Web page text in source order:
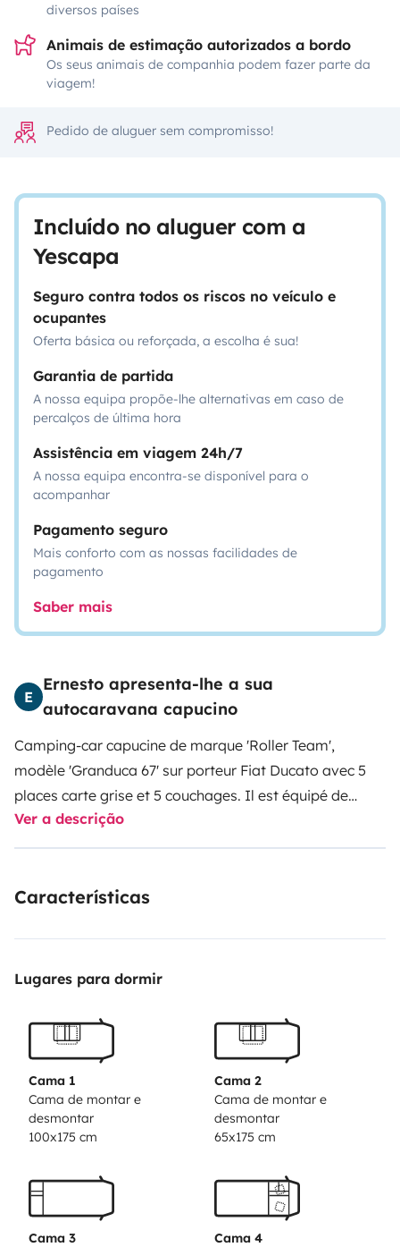
diversos países
Animais de estimação autorizados a bordo
Os seus animais de companhia podem fazer parte da
viagem!
Pedido de aluguer sem compromisso!
Incluído no aluguer com a
Yescapa
Seguro contra todos os riscos no veículo e
ocupantes
Oferta básica ou reforçada, a escolha é sua!
Garantia de partida
A nossa equipa propõe-lhe alternativas em caso de
percalços de última hora
Assistência em viagem 24h/7
A nossa equipa encontra-se disponível para o
acompanhar
Pagamento seguro
Mais conforto com as nossas facilidades de
pagamento
Saber mais
E
Ernesto apresenta-lhe a sua
autocaravana capucino
Camping-car capucine de marque 'Roller Team',
modèle 'Granduca 67' sur porteur Fiat Ducato avec 5
places carte grise et 5 couchages. Il est équipé de
panneaux solaires, camera de recul, d'une grande
douche, de WC, d'une cuisine tout équipée avec hotte
store pour l'extérieur. Couchages : - Un lit double
Un lit 'sur dinette' à l'avant 175x100 Les ustensiles de
pliantes+table) sont inclus gratuitement. Nous vous
proposons le linge de lit gratuitement également. Vous
'Ménage fin de location' et des forfaits 'Vidanges'.
Possibilité de garer votre véhicule dans l'emplacement
du CC. Les fumeurs ne sont pas admis.
Ver a descrição
Características
Lugares para dormir
Cama 1
Cama de montar e
desmontar
100x175 cm
Cama 2
Cama de montar e
desmontar
65x175 cm
Cama 3
Cama 4